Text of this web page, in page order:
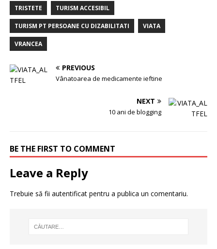
TRISTETE TURISM ACCESIBIL
TURISM PT PERSOANE CU DIZABILITATI VIATA
VRANCEA
PREVIOUS
Vânatoarea de medicamente ieftine
NEXT
10 ani de blogging
BE THE FIRST TO COMMENT
Leave a Reply
Trebuie să fii autentificat pentru a publica un comentariu.